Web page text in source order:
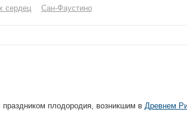
сердец Сан-Фаустино
праздником плодородия, возникшим в Древнем